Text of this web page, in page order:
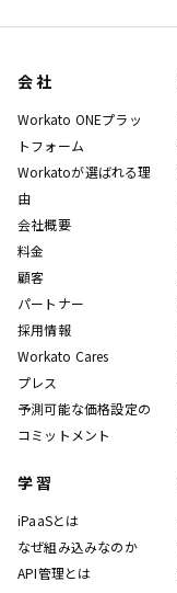
会社
Workato ONEプラッ
トフォーム
Workatoが選ばれる理
由
会社概要
料金
顧客
パートナー
採用情報
Workato Cares
プレス
予測可能な価格設定の
コミットメント
学習
iPaaSとは
なぜ組み込みなのか
API管理とは